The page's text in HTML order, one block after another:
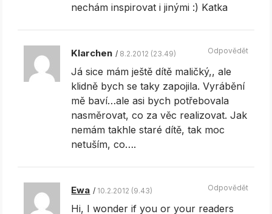
nechám inspirovat i jinými :) Katka
Klarchen 8.2.2012 (23.49)
Já sice mám ještě dítě maličký,, ale
klidně bych se taky zapojila. Vyrábění
mě baví…ale asi bych potřebovala
nasměrovat, co za věc realizovat. Jak
nemám takhle staré dítě, tak moc
netuším, co….
Odpovědět
Ewa 10.2.2012 (9.43)
Hi, I wonder if you or your readers
Odpovědět